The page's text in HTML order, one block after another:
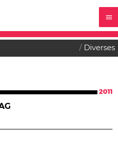
Diverses
2011